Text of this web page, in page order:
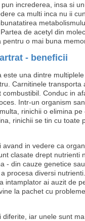
increderea, insa si
ca multi inca nu ii
de acetyl din
pentru o mai buna
- beneficii
este una dintre
Carnitinele transporta
Conduc in
Intr-un organism
rinichii o elimina pe
rinichii se tin cu toate
in vedere ca
clasate drept nutrienti
- din cauze genetice
procesa diversi
intamplator ai auzit de
la pachet cu
iar unele sunt